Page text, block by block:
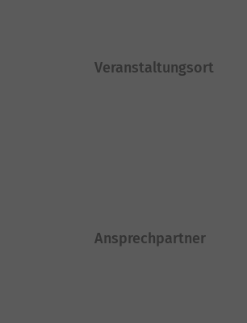
Veranstaltungsort
Ansprechpartner